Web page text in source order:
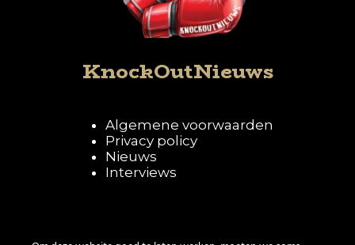
KnockOutNieuws
Algemene voorwaarden
Privacy policy
Nieuws
Interviews